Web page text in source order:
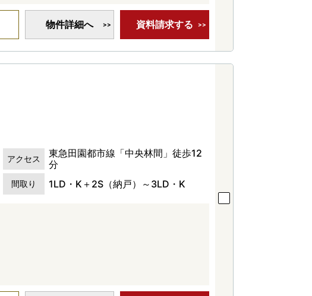
物件詳細へ 資料請求する
アクセス
東急田園都市線「中央林間」徒歩12
分
間取り 1LD・K＋2S（納戸）～3LD・K